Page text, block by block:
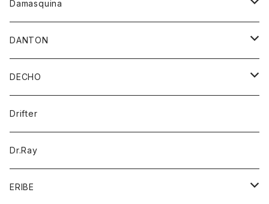
パーカー
Tシャツ
パーカー
ワンピース
ブラウス
キャップ
Damasquina
ウォレット
カードケース
バッグ
DANTON
アウター
コート
ジャケット
アクセサリー
バッグ
キッズ
シャツ
グッズ
DECHO
帽子
Drifter
Dr.Ray
ERIBE